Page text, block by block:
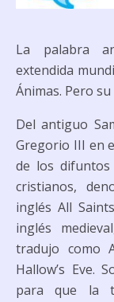
La palabra
extendida
Ánimas. Pero
Del antiguo
Gregorio III en
de los
cristianos,
inglésAll
inglés
tradujo como
Hallow’s Eve.
para que la